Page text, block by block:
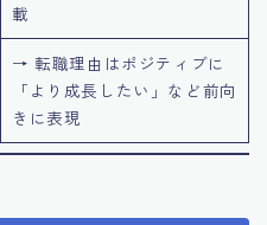
載
→ 転職理由はポジティブに
「より成長したい」など前向
きに表現